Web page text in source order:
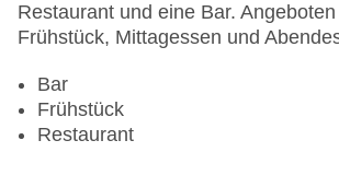
Restaurant und eine Bar.
Frühstück, Mittagessen und
Bar
Frühstück
Restaurant